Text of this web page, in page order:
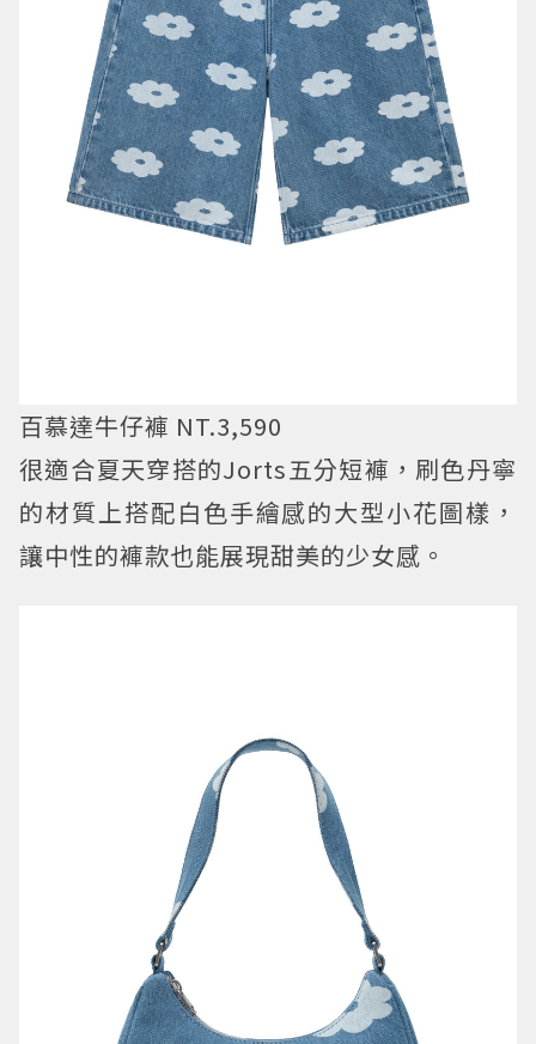
百慕達牛仔褲 NT.3,590
很適合夏天穿搭的Jorts五分短褲，刷色丹寧
的材質上搭配白色手繪感的大型小花圖樣，
讓中性的褲款也能展現甜美的少女感。